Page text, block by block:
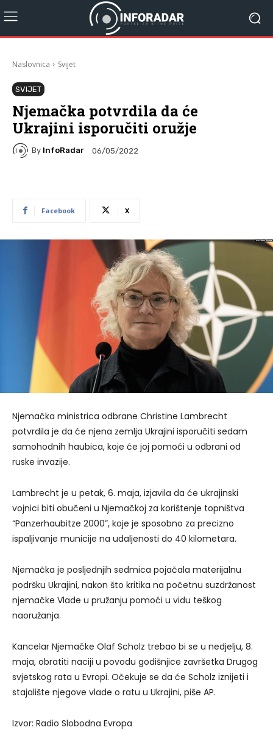
Naslovnica Svijet
SVIJET
Njemačka potvrdila da će
Ukrajini isporučiti oružje
By InfoRadar 06/05/2022
Facebook X
Njemačka ministrica odbrane Christine Lambrecht
potvrdila je da će njena zemlja Ukrajini isporučiti sedam
samohodnih haubica, koje će joj pomoći u odbrani od
ruske invazije.
Lambrecht je u petak, 6. maja, izjavila da će ukrajinski
vojnici biti obučeni u Njemačkoj za korištenje topništva
“Panzerhaubitze 2000”, koje je sposobno za precizno
ispaljivanje municije na udaljenosti do 40 kilometara.
Njemačka je posljednjih sedmica pojačala materijalnu
podršku Ukrajini, nakon što kritika na početnu suzdržanost
njemačke Vlade u pružanju pomoći u vidu teškog
naoružanja.
Kancelar Njemačke Olaf Scholz trebao bi se u nedjelju, 8.
maja, obratiti naciji u povodu godišnjice završetka Drugog
svjetskog rata u Evropi. Očekuje se da će Scholz iznijeti i
stajalište njegove vlade o ratu u Ukrajini, piše AP.
Izvor: Radio Slobodna Evropa